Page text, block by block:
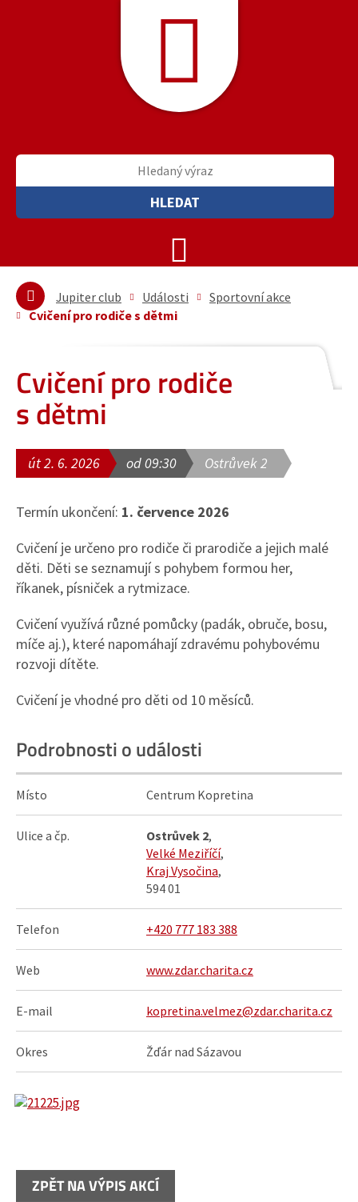
HLEDAT
Jupiter club Události
Sportovní akce
Cvičení pro rodiče s dětmi
Cvičení pro rodiče
s dětmi
út 2. 6. 2026 od 09:30 Ostrůvek 2
Termín ukončení: 1. července 2026
Cvičení je určeno pro rodiče či prarodiče a jejich malé
děti. Děti se seznamují s pohybem formou her,
říkanek, písniček a rytmizace.
Cvičení využívá různé pomůcky (padák, obruče, bosu,
míče aj.), které napomáhají zdravému pohybovému
rozvoji dítěte.
Cvičení je vhodné pro děti od 10 měsíců.
Podrobnosti o události
Místo Centrum Kopretina
Ulice a čp. Ostrůvek 2,
Velké Meziříčí,
Kraj Vysočina,
594 01
Telefon +420 777 183 388
Web www.zdar.charita.cz
E-mail kopretina.velmez@zdar.charita.cz
Okres Žďár nad Sázavou
ZPĚT NA VÝPIS AKCÍ